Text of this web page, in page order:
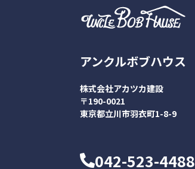
アンクルボブハウス
株式会社アカツカ建設
〒190-0021
東京都立川市羽衣町1-8-9
042-523-4488